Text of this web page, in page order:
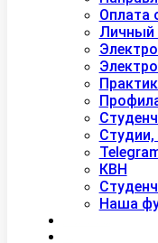
Оплата
Личный
КВН
Наша